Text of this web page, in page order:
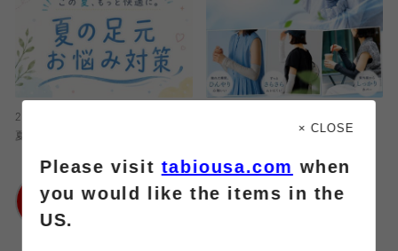
2026.08.05
夏の足元お悩み対策💪🏻
アトレ大井町
靴下屋
× CLOSE
Please visittabiousa.com when
you would like the items in the
US.